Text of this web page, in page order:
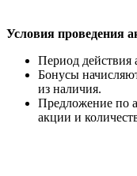
Условия проведения
Период действия
Бонусы
из наличия.
Предложение по
акции и